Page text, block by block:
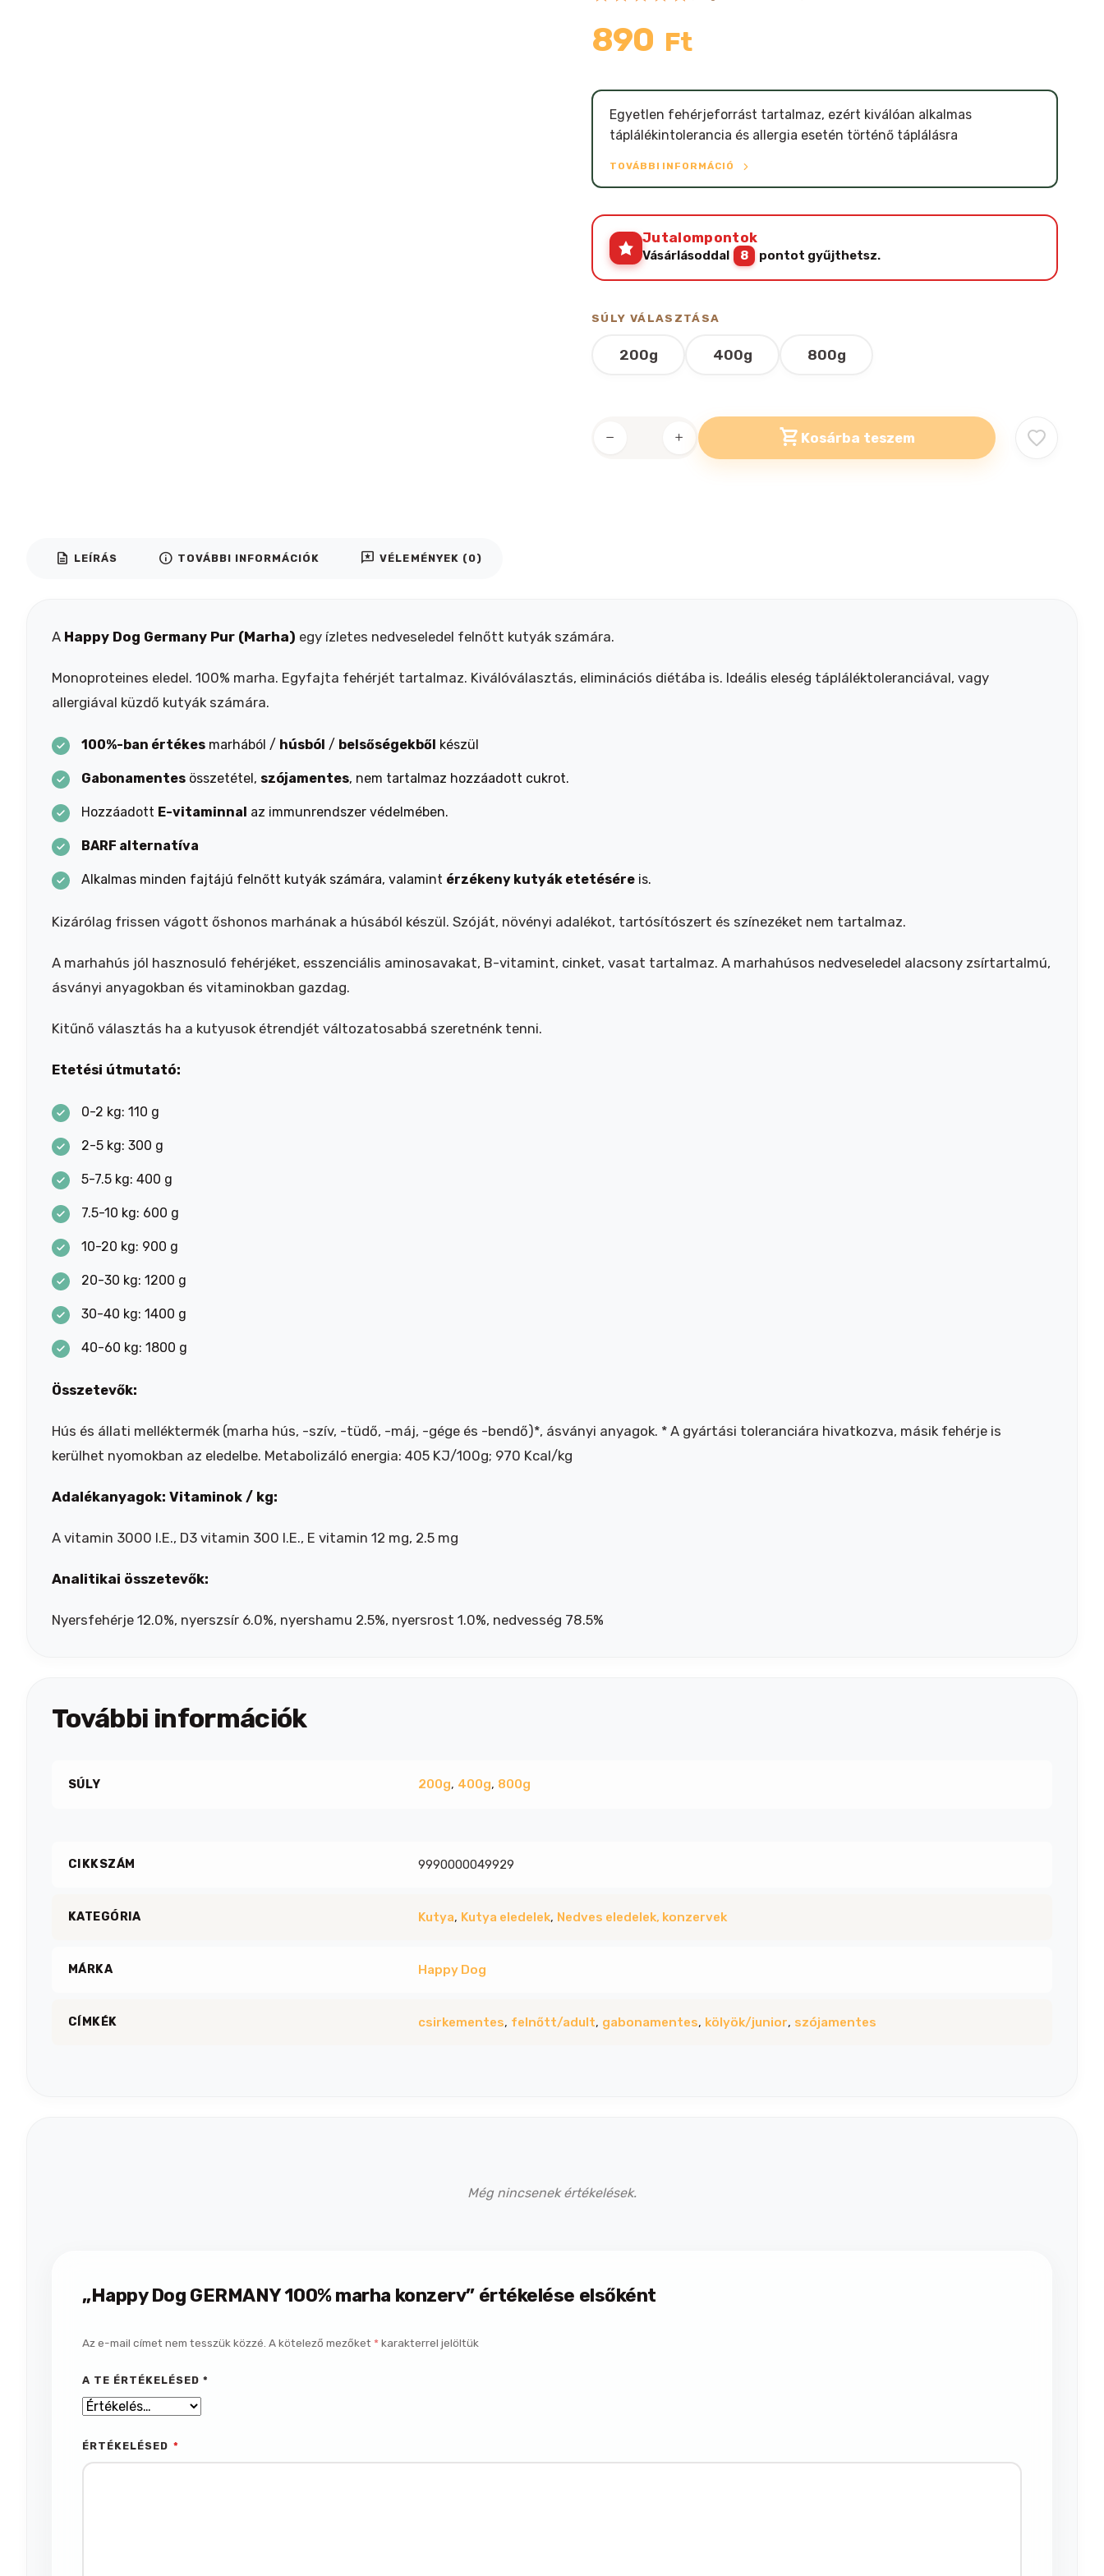
890 Ft
Egyetlen fehérjeforrást tartalmaz, ezért kiválóan alkalmas
táplálékintolerancia és allergia esetén történő táplálásra
TOVÁBBI INFORMÁCIÓ
Jutalompontok
Vásárlásoddal 8 pontot gyűjthetsz.
SÚLY VÁLASZTÁSA
200g 400g 800g
Kosárba teszem
description LEÍRÁS info TOVÁBBI INFORMÁCIÓK reviews VÉLEMÉNYEK (0)
A Happy Dog Germany Pur (Marha) egy ízletes nedveseledel felnőtt kutyák számára.
Monoproteines eledel. 100% marha. Egyfajta fehérjét tartalmaz. Kiválóválasztás, eliminációs diétába is. Ideális eleség tápláléktoleranciával, vagy
allergiával küzdő kutyák számára.
100%-ban értékes marhából / húsból / belsőségekből készül
Gabonamentes összetétel, szójamentes, nem tartalmaz hozzáadott cukrot.
Hozzáadott E-vitaminnal az immunrendszer védelmében.
BARF alternatíva
Alkalmas minden fajtájú felnőtt kutyák számára, valamint érzékeny kutyák etetésére is.
Kizárólag frissen vágott őshonos marhának a húsából készül. Szóját, növényi adalékot, tartósítószert és színezéket nem tartalmaz.
A marhahús jól hasznosuló fehérjéket, esszenciális aminosavakat, B-vitamint, cinket, vasat tartalmaz. A marhahúsos nedveseledel alacsony zsírtartalmú,
ásványi anyagokban és vitaminokban gazdag.
Kitűnő választás ha a kutyusok étrendjét változatosabbá szeretnénk tenni.
Etetési útmutató:
0-2 kg: 110 g
2-5 kg: 300 g
5-7.5 kg: 400 g
7.5-10 kg: 600 g
10-20 kg: 900 g
20-30 kg: 1200 g
30-40 kg: 1400 g
40-60 kg: 1800 g
Összetevők:
Hús és állati melléktermék (marha hús, -szív, -tüdő, -máj, -gége és -bendő)*, ásványi anyagok. * A gyártási toleranciára hivatkozva, másik fehérje is
kerülhet nyomokban az eledelbe. Metabolizáló energia: 405 KJ/100g; 970 Kcal/kg
Adalékanyagok: Vitaminok / kg:
A vitamin 3000 I.E., D3 vitamin 300 I.E., E vitamin 12 mg, 2.5 mg
Analitikai összetevők:
Nyersfehérje 12.0%, nyerszsír 6.0%, nyershamu 2.5%, nyersrost 1.0%, nedvesség 78.5%
További információk
SÚLY 200g, 400g, 800g
CIKKSZÁM 9990000049929
KATEGÓRIA Kutya, Kutya eledelek, Nedves eledelek, konzervek
MÁRKA Happy Dog
CÍMKÉK csirkementes, felnőtt/adult, gabonamentes, kölyök/junior, szójamentes
Még nincsenek értékelések.
„Happy Dog GERMANY 100% marha konzerv” értékelése elsőként
Az e-mail címet nem tesszük közzé. A kötelező mezőket *karakterrel jelöltük
A TE ÉRTÉKELÉSED*
ÉRTÉKELÉSED *